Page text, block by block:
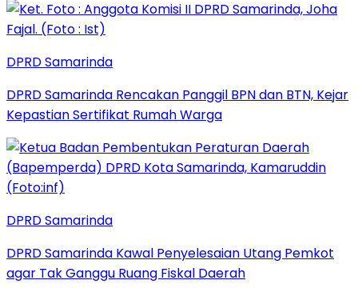
DPRD Samarinda
DPRD Samarinda Rencakan Panggil BPN dan BTN, Kejar
Kepastian Sertifikat Rumah Warga
DPRD Samarinda
DPRD Samarinda Kawal Penyelesaian Utang Pemkot
agar Tak Ganggu Ruang Fiskal Daerah